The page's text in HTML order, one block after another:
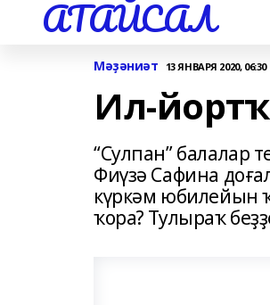
АТАЙСАЛ
Мәҙәниәт 13 ЯНВАРЯ 2020, 06:30
Ил-
“Сулпан” балалар
Фиүзә Сафина
күркәм юбилейын
ҡора? Тулыраҡ